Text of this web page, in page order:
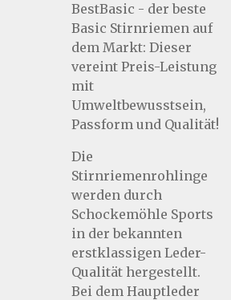
BestBasic - der beste
Basic Stirnriemen auf
dem Markt: Dieser
vereint Preis-Leistung
mit
Umweltbewusstsein,
Passform und Qualität!
Die
Stirnriemenrohlinge
werden durch
Schockemöhle Sports
in der bekannten
erstklassigen Leder-
Qualität hergestellt.
Bei dem Hauptleder